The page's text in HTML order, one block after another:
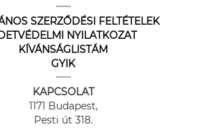
SZERZŐDÉSI FELTÉTELEK
NYILATKOZAT
KÍVÁNSÁGLISTÁM
GYIK
KAPCSOLAT
1171 Budapest,
Pesti út 318.